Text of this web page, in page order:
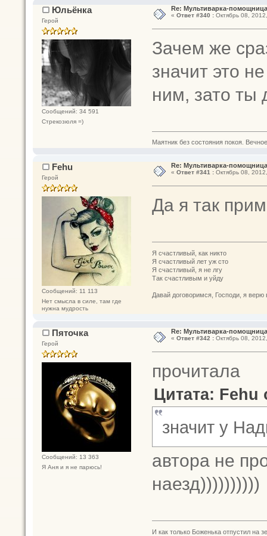
Юльёнка
Герой
Сообщений: 34 591
Стрекозюля =)
Re: Мультиварка-
« Ответ #340 :Октябрь 08,
Зачем же
значит это
ним, зато ты
Маятник без состояния покоя. Вечное
Fehu
Герой
Сообщений: 11 113
Нет смысла в силе, там где
нужна мудрость
Re: Мультиварка-
« Ответ #341 :Октябрь 08,
Да я так
Я счастливый, как никто
Я счастливый лет уж сто
Я счастливый, я не лгу
Так счастливым и уйду
Давай договоримся, Господи, я
Пяточка
Герой
Сообщений: 13 363
Я Аня и я не парюсь!
Re: Мультиварка-
« Ответ #342 :Октябрь 08,
прочитала
Цитата: Fehu
значит у
автора не
наезд))))))))))
И как только Боженька отпустил на